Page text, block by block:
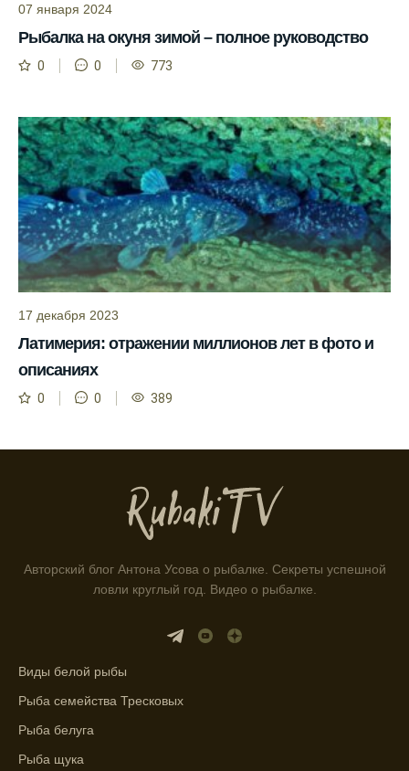
предоставляет подробную информацию о
фазах луны и их влиянии на активность
Прогноз клева учитывает погодные
условия и фазы луны для более точных
результатов.
Сегодня у меня был успешный клев, и это
благодаря прогнозу.
Прогноз клева на сайте всегда актуален и
помогает мне выбирать лучшие дни для
рыбалки в Москве и области.
знаю, когда клюет рыба.
Рыболовный клуб для любителей активной
ловли предоставляет точные прогнозы
рыбалки и проверяйте прогноз клева.
Находитесь в Московской области? Это
прекрасное место для рыбалки, и прогноз
клева вам в помощь.
Прогноз клева учитывает разные факторы,
условия при выборе дня для рыбалки.
Прогноз клева учитывает фазы луны и
изменения температуры воды для более
07 января 2024
Рыбалка на окуня зимой – полное руководство
0 0 773
17 декабря 2023
Латимерия: отражении миллионов лет в фото и
описаниях
0 0 389
Авторский блог Антона Усова о рыбалке. Секреты успешной
ловли круглый год. Видео о рыбалке.
Виды белой рыбы
Рыба семейства Тресковых
Рыба белуга
Рыба щука